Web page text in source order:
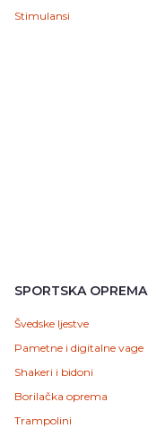
Stimulansi
SPORTSKA OPREMA
Švedske ljestve
Pametne i digitalne vage
Shakeri i bidoni
Borilačka oprema
Trampolini